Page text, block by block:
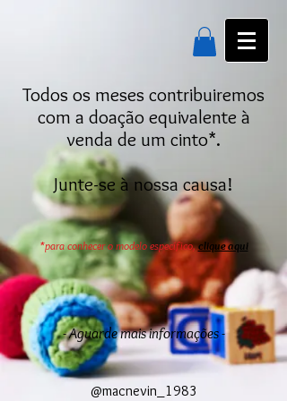
Todos os meses contribuiremos
com a doação equivalente à
venda de um cinto*.
Junte-se à nossa causa!
*para conhecer o modelo específico,clique aqui
- Aguarde mais informações -
@macnevin_1983